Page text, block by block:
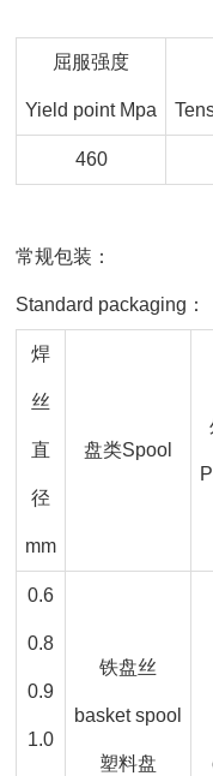
屈服强度
Yield point Mpa
460
常规包装：
Standard packaging：
焊
丝
直
径
mm
盘类Spool
0.6
0.8
0.9
1.0
铁盘丝
basket spool
塑料盘